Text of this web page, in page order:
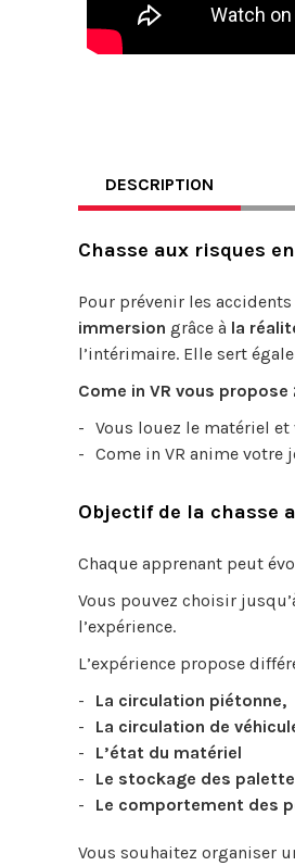
DESCRIPTION
Chasse aux risques
Pour prévenir les
immersion grâce à la
l’intérimaire. Elle sert
Come in VR vous
Vous louez le matériel
Come in VR anime votre
Objectif de la chasse
Chaque apprenant peut
Vous pouvez choisir
l’expérience.
L’expérience propose
La circulation piétonne,
La circulation de
L’état du matériel
Le stockage des
Le comportement des
Vous souhaitez organiser